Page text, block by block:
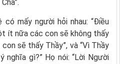
mấy người hỏi nhau: “Ðiều
ít nữa các con sẽ không thấy
sẽ thấy Thầy”, và “Vì Thầy
nghĩa gì?” Họ nói: “Lời Người